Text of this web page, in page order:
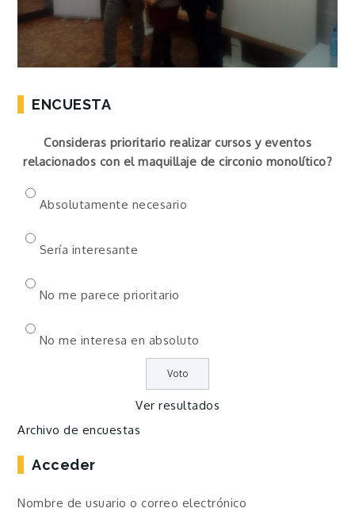
ENCUESTA
Consideras prioritario realizar cursos y eventos
relacionados con el maquillaje de circonio monolítico?
Absolutamente necesario
Sería interesante
No me parece prioritario
No me interesa en absoluto
Ver resultados
Archivo de encuestas
Acceder
Nombre de usuario o correo electrónico